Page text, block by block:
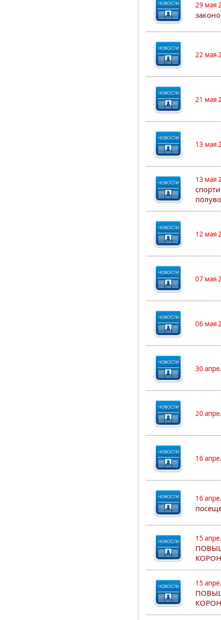
29 мая
22 мая
21 мая
13 мая
13 мая
12 мая
07 мая
06 мая
30
20
16
16
15
15